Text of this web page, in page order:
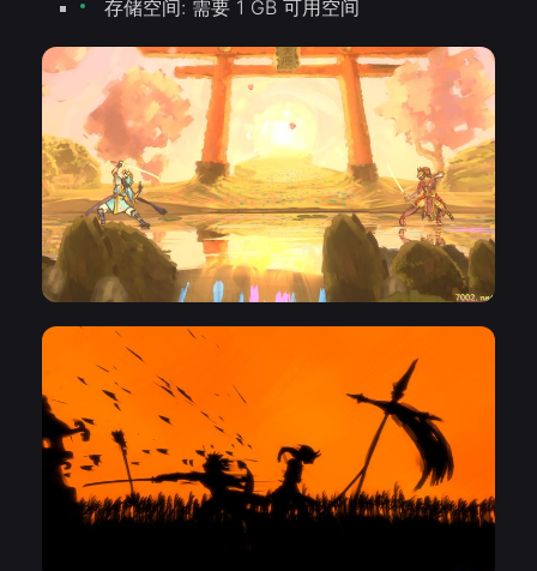
存储空间: 需要 1 GB 可用空间